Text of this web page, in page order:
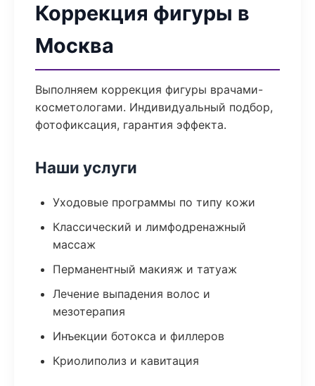
Коррекция фигуры в
Москва
Выполняем коррекция фигуры врачами-
косметологами. Индивидуальный подбор,
фотофиксация, гарантия эффекта.
Наши услуги
Уходовые программы по типу кожи
Классический и лимфодренажный
массаж
Перманентный макияж и татуаж
Лечение выпадения волос и
мезотерапия
Инъекции ботокса и филлеров
Криолиполиз и кавитация